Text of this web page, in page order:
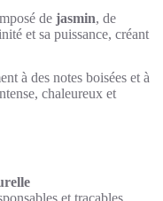
de jasmin, de
et sa puissance, créant
à des notes boisées et à
chaleureux et
et traçables